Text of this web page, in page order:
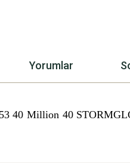
Yorumlar
40 Million 40